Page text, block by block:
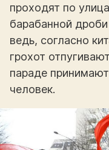
проходят по
барабанной
ведь, согласно
грохот
параде
человек.